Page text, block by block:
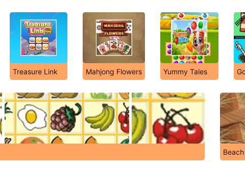
Treasure Link Mahjong Flowers Yummy Tales